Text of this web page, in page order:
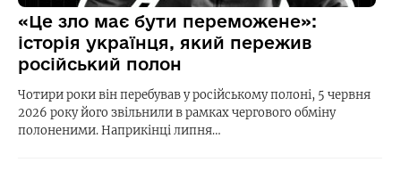
«Це зло має бути переможене»:
історія українця, який пережив
російський полон
Чотири роки він перебував у російському полоні, 5 червня
2026 року його звільнили в рамках чергового обміну
полоненими. Наприкінці липня…